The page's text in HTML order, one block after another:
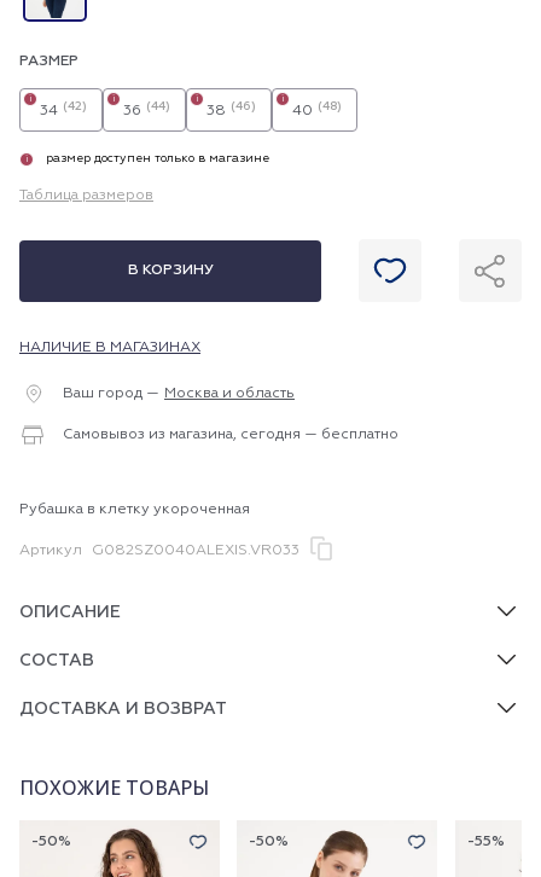
РАЗМЕР
34 (42)
i
36 (44)
i
38 (46)
i
40 (48)
i
i размер доступен только в магазине
Таблица размеров
В КОРЗИНУ
НАЛИЧИЕ В МАГАЗИНАХ
Ваш город — Москва и область
Самовывоз из магазина, сегодня — бесплатно
Рубашка в клетку укороченная
Артикул G082SZ0040ALEXIS.VR033
ОПИСАНИЕ
СОСТАВ
ДОСТАВКА И ВОЗВРАТ
ПОХОЖИЕ ТОВАРЫ
-50% -50% -55%